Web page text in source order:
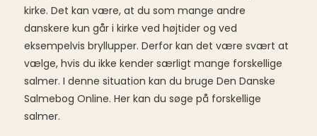
kirke. Det kan være, at du som mange andre
danskere kun går i kirke ved højtider og ved
eksempelvis bryllupper. Derfor kan det være svært at
vælge, hvis du ikke kender særligt mange forskellige
salmer. I denne situation kan du bruge Den Danske
Salmebog Online. Her kan du søge på forskellige
salmer.